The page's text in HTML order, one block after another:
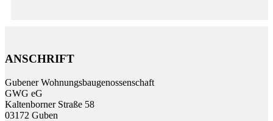
ANSCHRIFT
Gubener Wohnungs­bau­genossen­schaft
GWG eG
Kalten­borner Straße 58
03172 Guben